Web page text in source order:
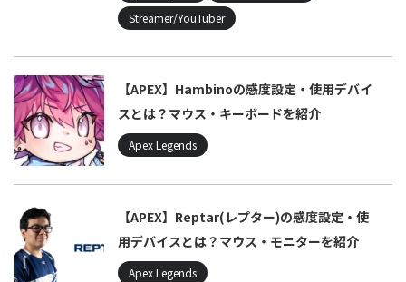
Streamer/YouTuber
【APEX】Hambinoの感度設定・使用デバイ
スとは？マウス・キーボードを紹介
Apex Legends
【APEX】Reptar(レプター)の感度設定・使
用デバイスとは？マウス・モニターを紹介
Apex Legends